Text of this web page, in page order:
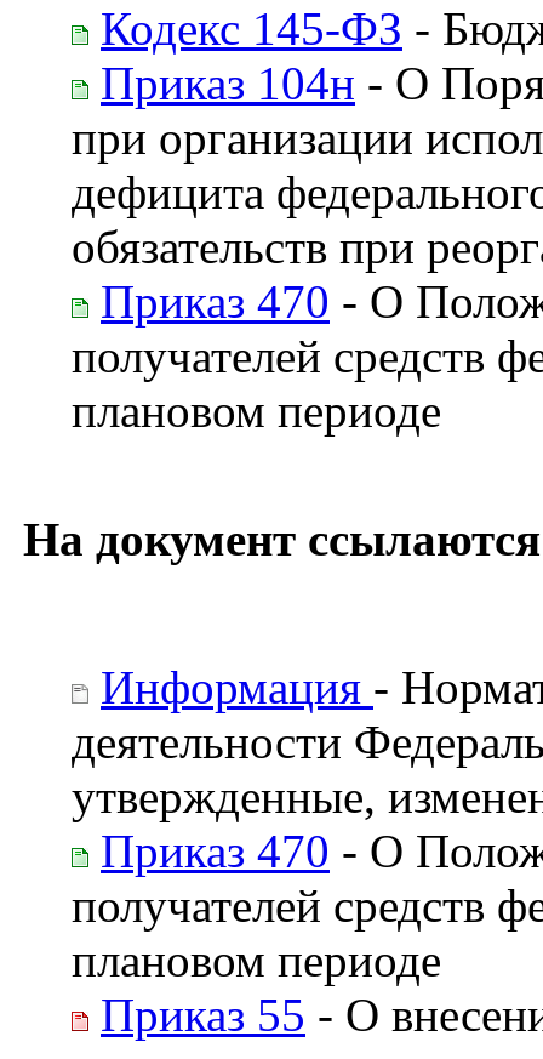
Кодекс 145-ФЗ -
Приказ 104н - О
при организации
дефицита
обязательств при
Приказ 470 - О
получателей средств
плановом периоде
На документ
Информация -
деятельности
утвержденные,
Приказ 470 - О
получателей средств
плановом периоде
Приказ 55 - О